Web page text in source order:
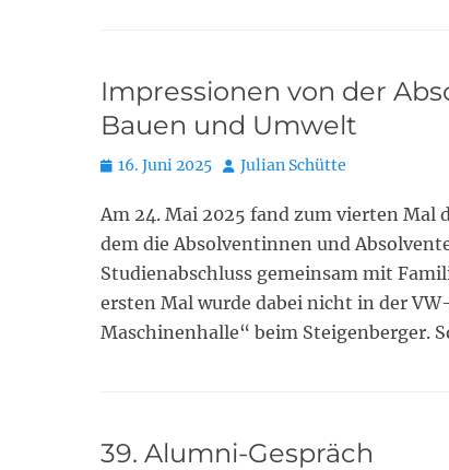
Impressionen von der
Bauen und Umwelt
Posted
16. Juni 2025 Autor
Julian Schütte
Am 24. Mai 2025 fand zum vierten
dem die Absolventinnen und
Studienabschluss gemeinsam mit
ersten Mal wurde dabei nicht in der
Maschinenhalle“ beim Steigenberger.
39. Alumni-Gespräch